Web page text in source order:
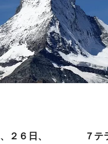
、２６日、 ７テラ